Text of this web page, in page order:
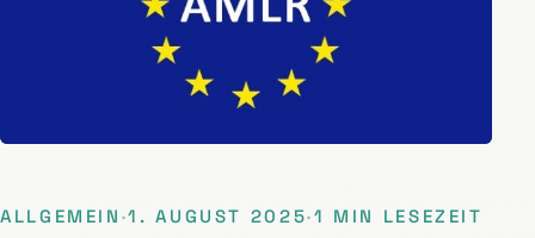
ALLGEMEIN ·1. AUGUST 2025·1 MIN LESEZEIT